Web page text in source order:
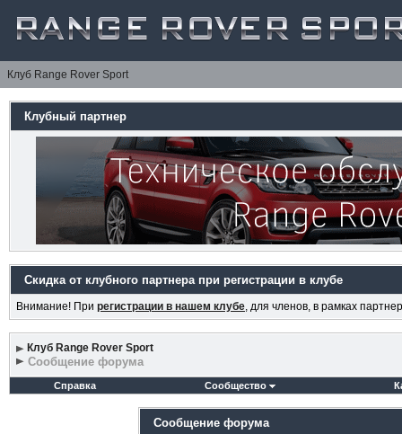
Клуб Range Rover Sport
Клубный партнер
Скидка от клубного партнера при регистрации в клубе
Внимание! При регистрации в нашем клубе, для членов, в рамках
Клуб Range Rover Sport
Сообщение форума
Справка Сообщество
Сообщение форума